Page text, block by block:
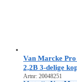
Van Marcke
2,2B 3-delige
Artnr: 20048251